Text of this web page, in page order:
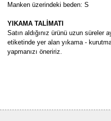
Manken üzerindeki beden: S
YIKAMA TALİMATI
Satın aldığınız ürünü uzun süreler
etiketinde yer alan yıkama -
yapmanızı öneririz.